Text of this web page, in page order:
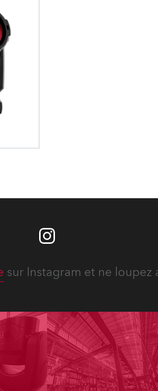
sur Instagram et ne loupez